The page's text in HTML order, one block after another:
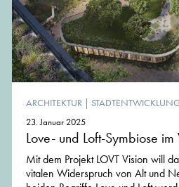
ARCHITEKTUR |
23. Januar 2025
Love- und Loft-Symbiose
Mit dem Projekt LOVT Vision will
vitalen Widerspruch von Alt und